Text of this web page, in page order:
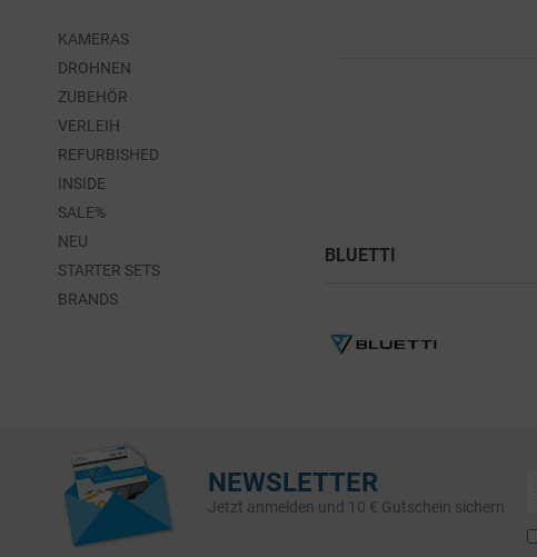
KAMERAS
DROHNEN
ZUBEHÖR
VERLEIH
REFURBISHED
INSIDE
SALE%
NEU
STARTER SETS
BRANDS
BLUETTI
NEWSLETTER
Jetzt anmelden und 10 € Gutschein sichern